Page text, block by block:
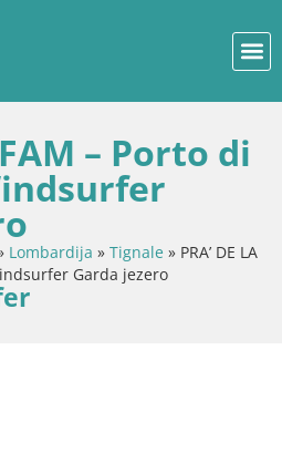
FAM – Porto di
Lombardija » Tignale » PRA’ DE LA
Garda jezero